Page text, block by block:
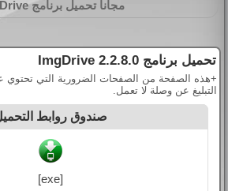
مجانا تحميل برنامج
تحميل برنامج ImgDrive 2.2.8.0
+هذه الصفحة من الصفحات الضرورية التي تحتوي
التبليغ عن وصلة لا تعمل.
صندوق روابط
[exe]